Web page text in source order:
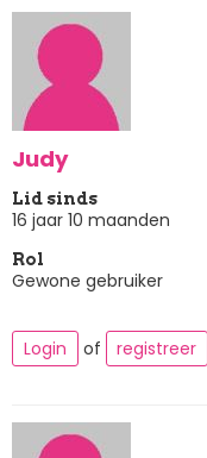
Judy
Lid sinds
16 jaar 10 maanden
Rol
Gewone gebruiker
Login of registreer